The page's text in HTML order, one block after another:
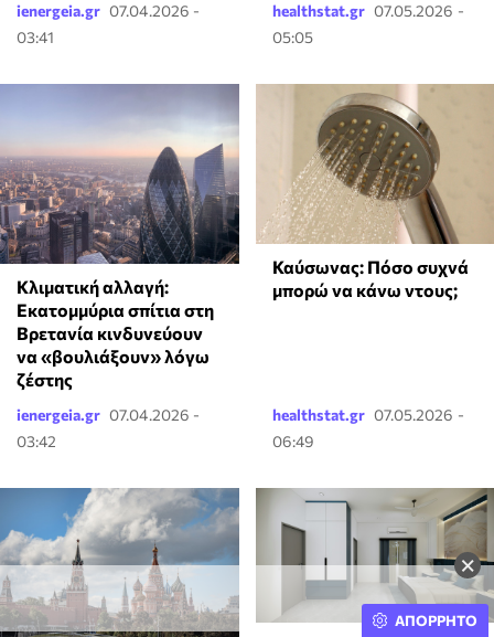
×
ienergeia.gr 07.04.2026 -
03:41
healthstat.gr 07.05.2026 -
05:05
Κλιματική αλλαγή:
Εκατομμύρια σπίτια στη
Βρετανία κινδυνεύουν
να «βουλιάξουν» λόγω
ζέστης
ienergeia.gr 07.04.2026 -
03:42
Καύσωνας: Πόσο συχνά
μπορώ να κάνω ντους;
healthstat.gr 07.05.2026 -
06:49
ΑΠΟΡΡΗΤΟ